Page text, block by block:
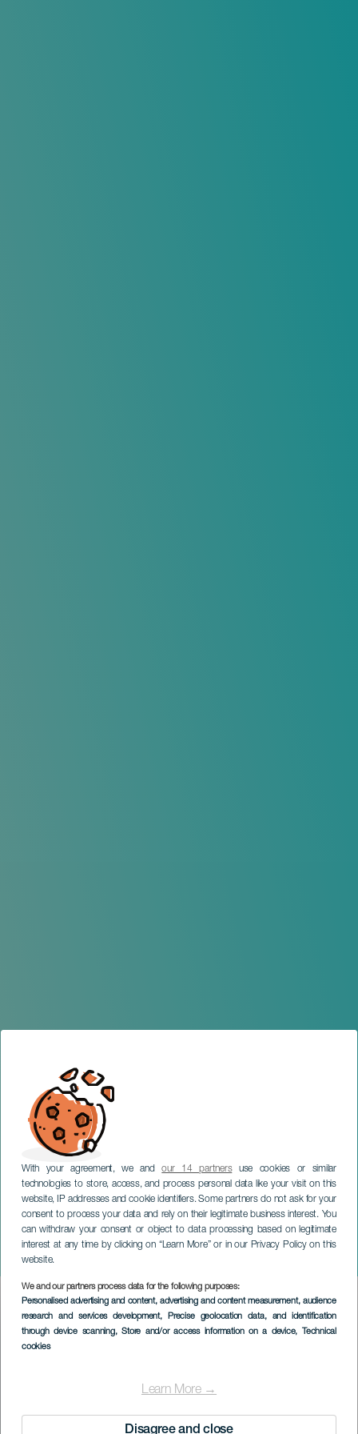
With your agreement, we andour 14 partnersuse cookies or similar
technologies to store, access, and process personal data like your visit on this
website, IP addresses and cookie identifiers. Some partners do not ask for your
consent to process your data and rely on their legitimate business interest. You
can withdraw your consent or object to data processing based on legitimate
interest at any time by clicking on “Learn More” or in our Privacy Policy on this
website.
We and our partners process data for the following purposes:
Personalised advertising and content, advertising and content measurement, audience
research and services development, Precise geolocation data, and identification
through device scanning, Store and/or access information on a device, Technical
cookies
Learn More →
Disagree and close
Das große Muhen der
Gáldar-Parade
GRAN CANARIA
Imagen
Listado